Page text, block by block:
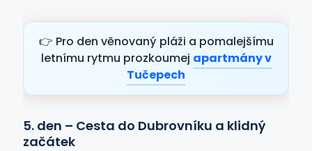
👉 Pro den věnovaný pláži a pomalejšímu
letnímu rytmu prozkoumej apartmány v
Tučepech
5. den – Cesta do Dubrovníku a klidný
začátek